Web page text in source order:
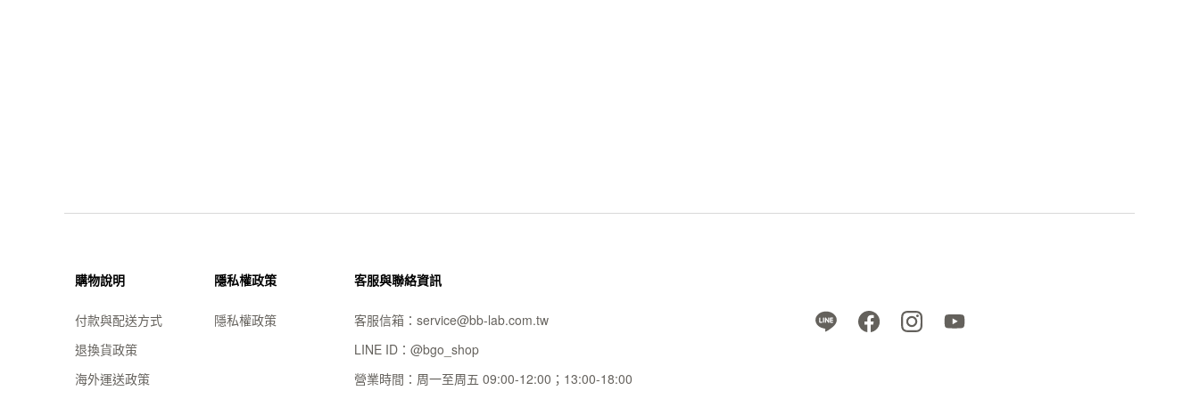
購物說明
付款與配送方式
退換貨政策
海外運送政策
隱私權政策
隱私權政策
客服與聯絡資訊
客服信箱： service@bb-lab.com.tw
LINE ID： @bgo_shop
營業時間： 周一至周五 09:00-12:00；13:00-18:00